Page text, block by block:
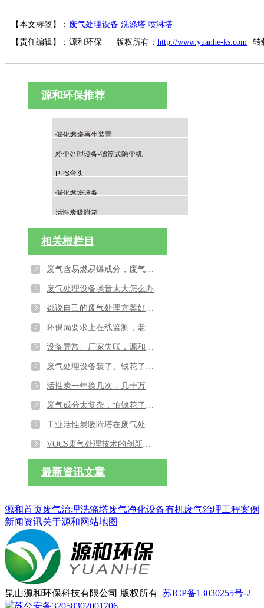
【本文标签】： 废气处理设备 洗涤塔 喷淋塔
【责任编辑】： 源和环保 版权所有： http://www.yuanhe-ks.com 转
源和环保推荐
催化燃烧再生装置
粉尘处理设备-滤筒式除尘机
PPS弯头
催化燃烧设备
活性炭吸附箱
相关根栏目
废气含易燃易爆成分，废气处理设备如果做防爆处理
废气处理设备噪音太大怎么办
都说自己的废气处理方案好，不懂技术怕被忽悠怎么办？
环保局要求上在线监测，老系统接不上？源和环保帮你的废气处理设备升级
设备异常、厂家失联，源和环保四大生产基地，拒绝售后“踢皮球”
废气处理设备装了、钱花了，居民还是堵门投诉？源和环保帮您解决
活性炭一年换几次，几十万烧得心疼？源和环保帮您从“耗材无底洞”到“长效省钱模式”
废气成分太复杂，怕钱花了还达标不了？源和用“诊断式”治理终结试错成本
工业活性炭吸附塔在废气处理中的应用与优化
VOCS废气处理技术的创新与应用探索及其环境影响分析
最新资讯文章
源和首页废气治理洗涤塔废气净化设备有机废气治理工程案例
新闻资讯关于源和网站地图
昆山源和环保科技有限公司 版权所有 苏ICP备13030255号-2
苏公安备32058302001706